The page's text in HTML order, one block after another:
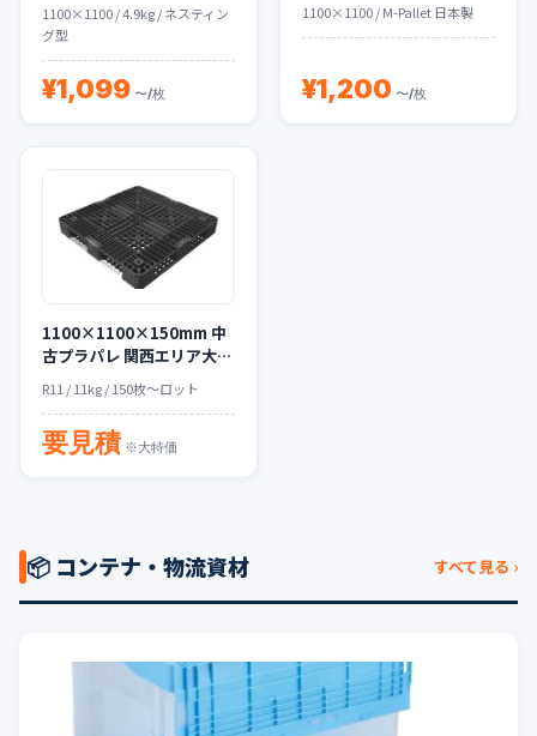
げ！
1100×1100 / 4.9kg / ネスティン
グ型
¥1,099 〜/枚
1100×1100 / M-Pallet 日本製
¥1,200 〜/枚
1100×1100×150mm 中
古プラパレ 関西エリア大量
R11 / 11kg / 150枚〜ロット
要見積 ※大特価
📦 コンテナ・物流資材 すべて見る ›